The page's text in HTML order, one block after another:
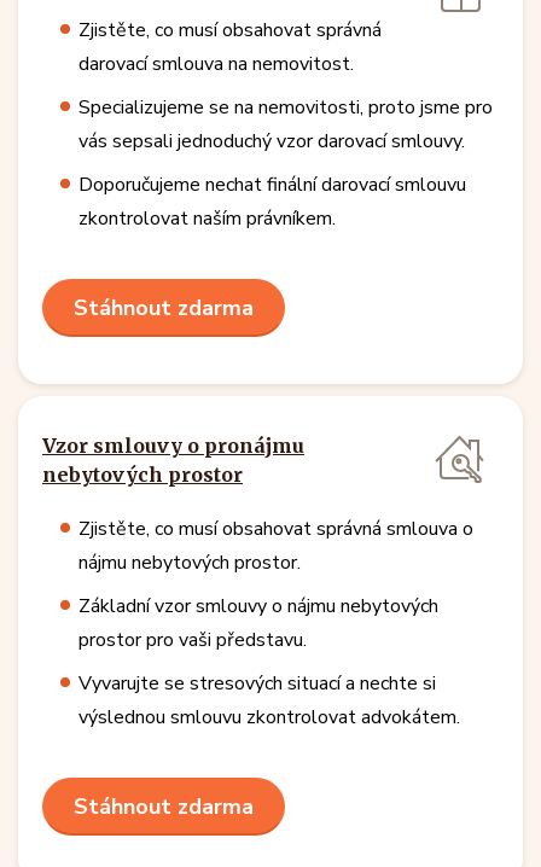
Zjistěte, co musí obsahovat správná
darovací smlouva na nemovitost.
Specializujeme se na nemovitosti, proto jsme pro
vás sepsali jednoduchý vzor darovací smlouvy.
Doporučujeme nechat finální darovací smlouvu
zkontrolovat naším právníkem.
Stáhnout zdarma
Vzor smlouvy o pronájmu
nebytových prostor
Zjistěte, co musí obsahovat správná smlouva o
nájmu nebytových prostor.
Základní vzor smlouvy o nájmu nebytových
prostor pro vaši představu.
Vyvarujte se stresových situací a nechte si
výslednou smlouvu zkontrolovat advokátem.
Stáhnout zdarma